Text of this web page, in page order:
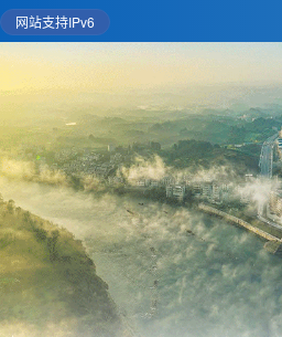
网站支持IPv6